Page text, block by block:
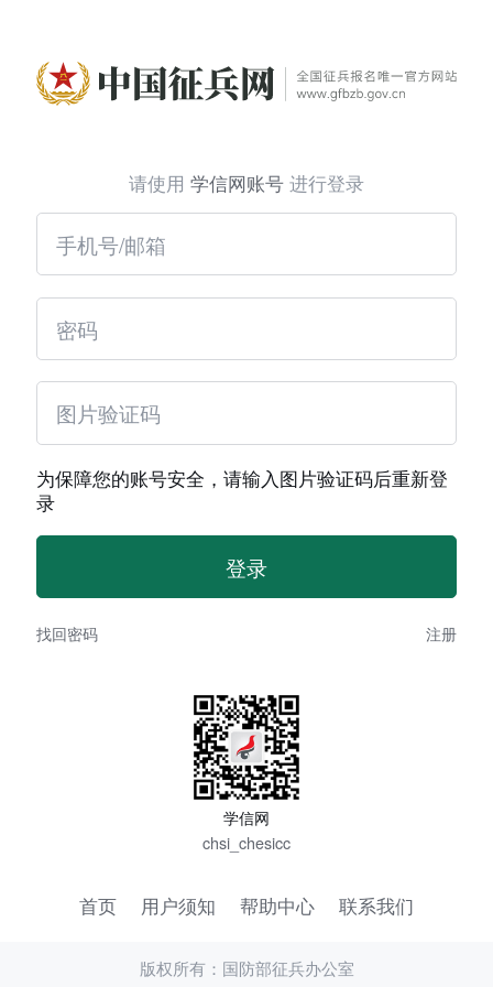
请使用 学信网账号 进行登录
为保障您的账号安全，请输入图片验证码后重新登
录
找回密码 注册
学信网
chsi_chesicc
首页 用户须知 帮助中心 联系我们
版权所有：国防部征兵办公室